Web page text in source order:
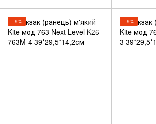
−9% −9%